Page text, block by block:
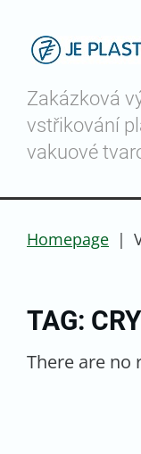
Zakázková
vstřikování
vakuové
Homepage |
TAG:
There are no